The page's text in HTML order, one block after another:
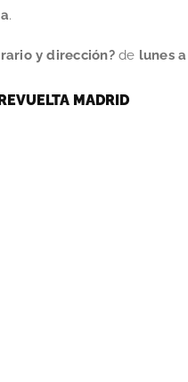
.
y dirección? de lunes
MADRID